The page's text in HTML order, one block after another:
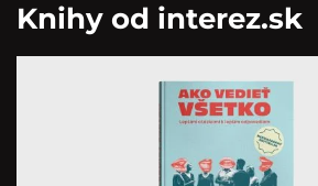
Knihy od interez.sk